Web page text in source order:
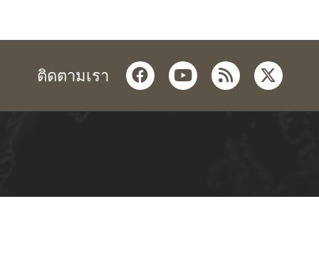
ติดตามเรา facebookyoutube
rss twitter